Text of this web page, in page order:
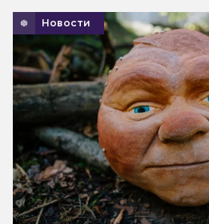
Новости